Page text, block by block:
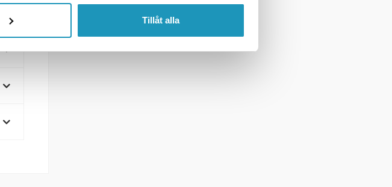
Tillåt alla